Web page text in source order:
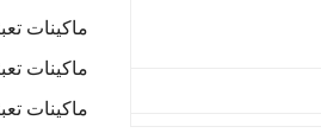
ماكينات
ماكينات
ماكينات